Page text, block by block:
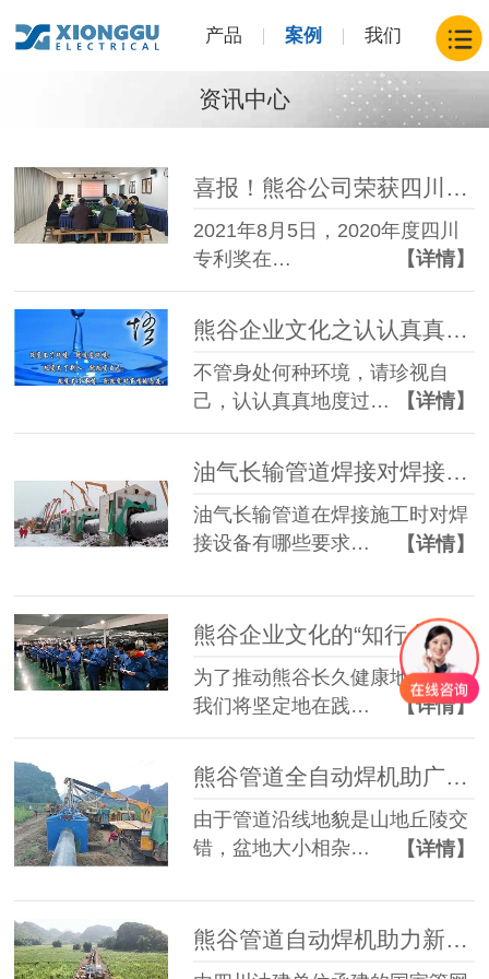
产品 案例 我们
资讯中心
喜报！熊谷公司荣获四川省专利一等奖
2021年8月5日，2020年度四川
专利奖在…
【详情】
熊谷企业文化之认认真真过好每一天
不管身处何种环境，请珍视自
己，认认真真地度过…
【详情】
油气长输管道焊接对焊接设备有哪些要求？
油气长输管道在焊接施工时对焊
接设备有哪些要求…
【详情】
熊谷企业文化的“知行合一”
为了推动熊谷长久健康地发展，
我们将坚定地在践…
【详情】
熊谷管道全自动焊机助广西LNG外输配套管道桂林支线工程
由于管道沿线地貌是山地丘陵交
错，盆地大小相杂…
【详情】
熊谷管道自动焊机助力新的施工挑战！